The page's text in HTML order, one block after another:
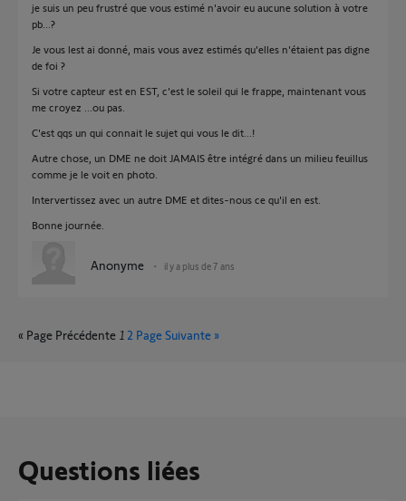
je suis un peu frustré que vous estimé n'avoir eu aucune solution à votre
pb...?
Je vous lest ai donné, mais vous avez estimés qu'elles n'étaient pas digne
de foi ?
Si votre capteur est en EST, c'est le soleil qui le frappe, maintenant vous
me croyez ...ou pas.
C'est qqs un qui connait le sujet qui vous le dit...!
Autre chose, un DME ne doit JAMAIS être intégré dans un milieu feuillus
comme je le voit en photo.
Intervertissez avec un autre DME et dites-nous ce qu'il en est.
Bonne journée.
Anonyme il y a plus de 7 ans
« Page Précédente 1 2 Page Suivante »
Questions liées